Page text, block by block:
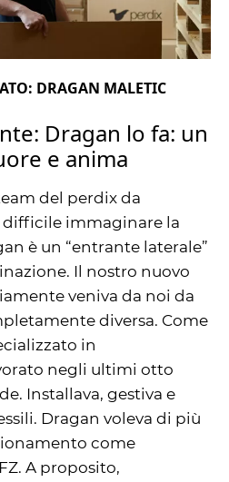
DRAGAN MALETIC
Dragan lo fa: un
e anima
del perdix da
difficile immaginare la
è un “entrante laterale”
Il nostro nuovo
veniva da noi da
diversa. Come
in
negli ultimi otto
Installava, gestiva e
Dragan voleva di più
come
A proposito,